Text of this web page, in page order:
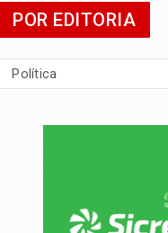
POR EDITORIA